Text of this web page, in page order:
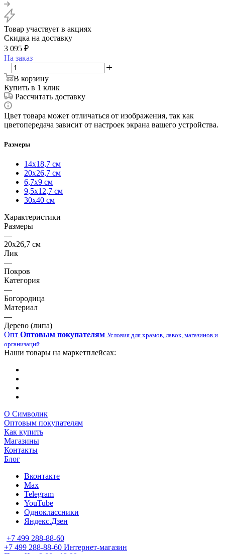
Товар участвует в акциях
Скидка на доставку
3 095 ₽
На заказ
В корзину
Купить в 1 клик
Рассчитать доставку
Цвет товара может отличаться от изображения, так как
цветопередача зависит от настроек экрана вашего устройства.
Размеры
14х18,7 см
20х26,7 см
6,7х9 см
9,5х12,7 см
30х40 см
Характеристики
Размеры
—
20х26,7 см
Лик
—
Покров
Категория
—
Богородица
Материал
—
Дерево (липа)
Опт Оптовым покупателям Условия для храмов, лавок, магазинов и
организаций
Наши товары на маркетплейсах:
О Символик
Оптовым покупателям
Как купить
Магазины
Контакты
Блог
Вконтакте
Max
Telegram
YouTube
Одноклассники
Яндекс.Дзен
+7 499 288-88-60
+7 499 288-88-60 Интернет-магазин